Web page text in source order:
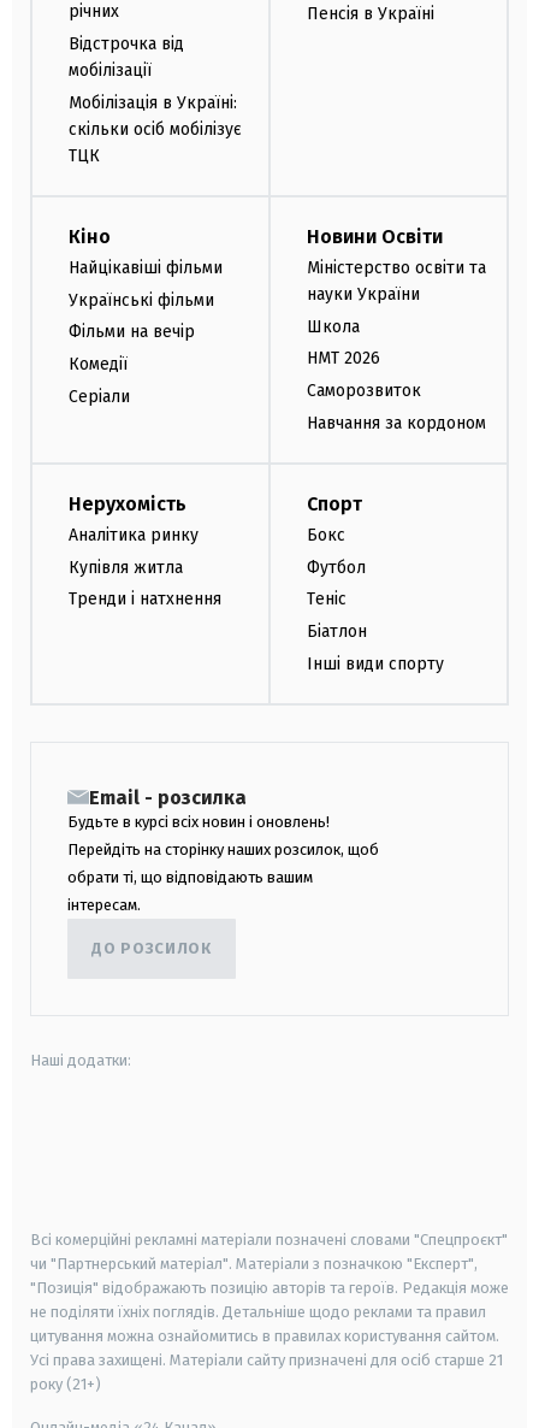
річних
Відстрочка від
мобілізації
Мобілізація в Україні:
скільки осіб мобілізує
ТЦК
Пенсія в Україні
Кіно
Найцікавіші фільми
Українські фільми
Фільми на вечір
Комедії
Серіали
Новини Освіти
Міністерство освіти та
науки України
Школа
НМТ 2026
Саморозвиток
Навчання за кордоном
Нерухомість
Аналітика ринку
Купівля житла
Тренди і натхнення
Спорт
Бокс
Футбол
Теніс
Біатлон
Інші види спорту
Email - розсилка
Будьте в курсі всіх новин і оновлень!
Перейдіть на сторінку наших розсилок, щоб
обрати ті, що відповідають вашим
інтересам.
ДО РОЗСИЛОК
Наші додатки:
Всі комерційні рекламні матеріали позначені словами "Спецпроєкт"
чи "Партнерський матеріал". Матеріали з позначкою "Експерт",
"Позиція" відображають позицію авторів та героїв. Редакція може
не поділяти їхніх поглядів. Детальніше щодо реклами та правил
цитування можна ознайомитись в правилах користування сайтом.
Усі права захищені. Матеріали сайту призначені для осіб старше 21
року (21+)